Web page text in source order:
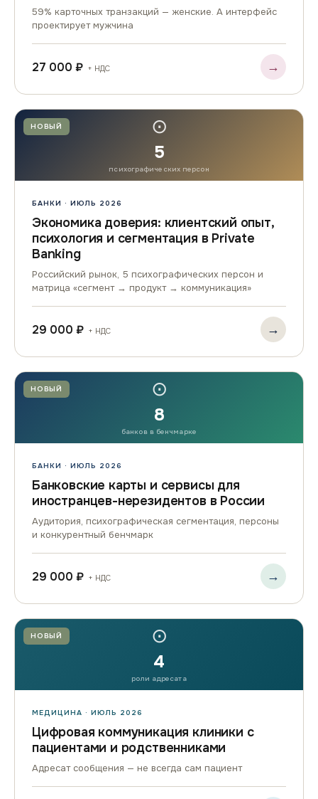
59% карточных транзакций — женские. А интерфейс
проектирует мужчина
27 000 ₽ + НДС →
⊙
5
психографических персон
НОВЫЙ
БАНКИ · ИЮЛЬ 2026
Экономика доверия: клиентский опыт,
психология и сегментация в Private
Banking
Российский рынок, 5 психографических персон и
матрица «сегмент → продукт → коммуникация»
29 000 ₽ + НДС →
⊙
8
банков в бенчмарке
НОВЫЙ
БАНКИ · ИЮЛЬ 2026
Банковские карты и сервисы для
иностранцев-нерезидентов в России
Аудитория, психографическая сегментация, персоны
и конкурентный бенчмарк
29 000 ₽ + НДС →
⊙
4
роли адресата
НОВЫЙ
МЕДИЦИНА · ИЮЛЬ 2026
Цифровая коммуникация клиники с
пациентами и родственниками
Адресат сообщения — не всегда сам пациент